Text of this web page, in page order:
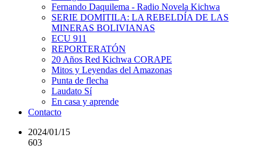
Fernando Daquilema - Radio Novela Kichwa
SERIE DOMITILA: LA REBELDÍA DE LAS
MINERAS BOLIVIANAS
ECU 911
REPORTERATÓN
20 Años Red Kichwa CORAPE
Mitos y Leyendas del Amazonas
Punta de flecha
Laudato Sí
En casa y aprende
Contacto
2024/01/15
603